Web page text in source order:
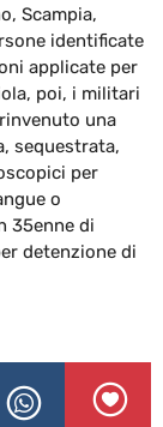
Scampia,
identificate
applicate per
poi, i militari
una
sequestrata,
per
o
35enne di
detenzione di